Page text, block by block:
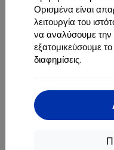
Ορισμένα είναι
λειτουργία του
να αναλύσουμε την
εξατομικεύσουμε το
διαφημίσεις.
Shield-Sk s.r.o.
Οδός Rudolfa Mocka